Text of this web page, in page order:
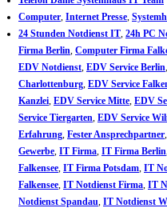
Computer Internet Presse
24 Stunden Notdienst IT 24h PC
Firma Berlin Computer Firma
EDV Notdienst EDV Service Berlin
Charlottenburg EDV Service
Kanzlei EDV Service Mitte EDV
Service Tiergarten EDV Service
Erfahrung Fester Ansprechpartner
Gewerbe IT Firma IT Firma Berlin
Falkensee IT Firma Potsdam IT
Falkensee IT Notdienst Firma IT
Notdienst Spandau IT Notdienst